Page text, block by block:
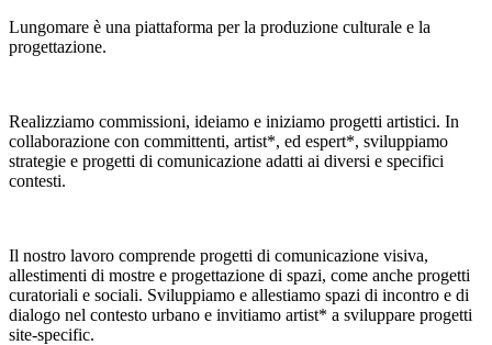
Lungomare è una piattaforma per la produzione culturale e la
progettazione.
Realizziamo commissioni, ideiamo e iniziamo progetti artistici. In
collaborazione con committenti, artist*, ed espert*, sviluppiamo
strategie e progetti di comunicazione adatti ai diversi e specifici
contesti.
Il nostro lavoro comprende progetti di comunicazione visiva,
allestimenti di mostre e progettazione di spazi, come anche progetti
curatoriali e sociali. Sviluppiamo e allestiamo spazi di incontro e di
dialogo nel contesto urbano e invitiamo artist* a sviluppare progetti
site-specific.